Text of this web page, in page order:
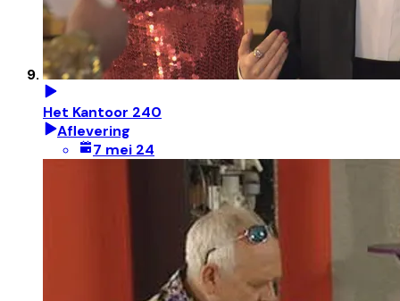
Het Kantoor 240
Aflevering
7 mei 24